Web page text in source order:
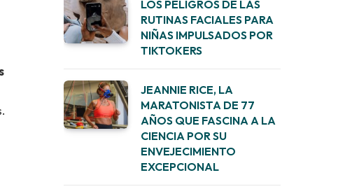
LOS PELIGROS DE LAS
RUTINAS FACIALES PARA
NIÑAS IMPULSADOS POR
TIKTOKERS
JEANNIE RICE, LA
MARATONISTA DE 77
AÑOS QUE FASCINA A LA
CIENCIA POR SU
ENVEJECIMIENTO
EXCEPCIONAL